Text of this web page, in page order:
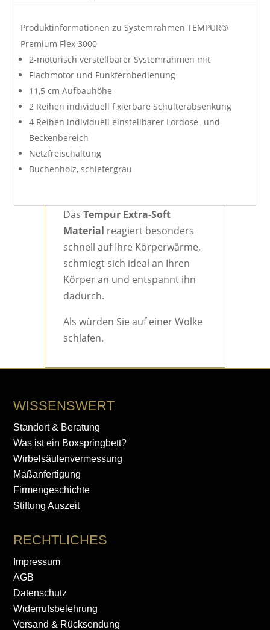
Menge
Produktinformationen zu Systemrahmen TEMPUR®
Premium Flex 3000
2-motorisch verstellbarer Systemrahmen mit
Flachmotor und Funkfernbedienung
11,5 cm Aufbauhöhe
2 Reihen individuell fixierbare Schulterabsenkung
4 Reihen individuell einstellbarer Lordose- und
Beckenbereich
Netzfreischaltung
Buchenholz, schiefergrau
Das Tempur Extra-Soft
Material reagiert besonders
schnell auf Ihre Körperwärme,
schmiegt sich ideal an Ihren
Körper an und entspannt ihn
dadurch.
Als würden Sie auf einer Wolke
schlafen.
WISSENSWERT
Standort & Beratung
Was ist ein Boxspringbett?
Wirbelsäulenvermessung
Maßanfertigung
Firmengeschichte
Stiftung Auszeit
RECHTLICHES
Impressum
AGB
Datenschutz
Widerrufsbelehrung
Versand & Rücksendung